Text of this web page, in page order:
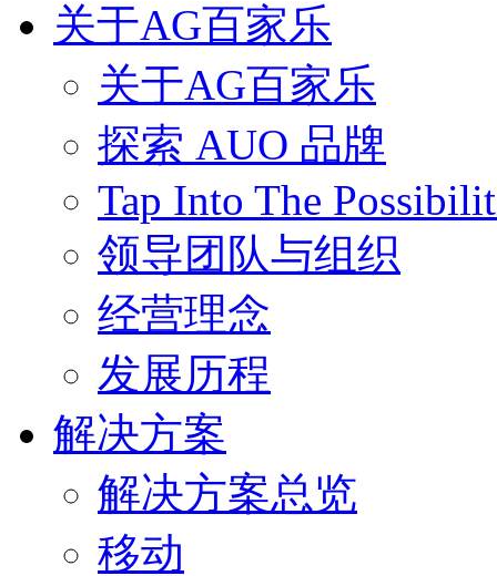
关于AG百家乐
关于AG百家乐
探索 AUO 品牌
Tap Into The
领导团队与组织
经营理念
发展历程
解决方案
解决方案总览
移动